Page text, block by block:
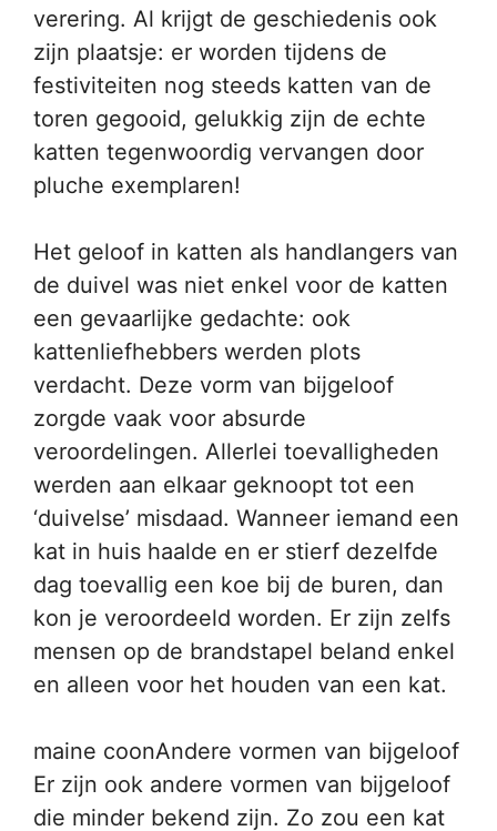
verering. Al krijgt de geschiedenis ook
zijn plaatsje: er worden tijdens de
festiviteiten nog steeds katten van de
toren gegooid, gelukkig zijn de echte
katten tegenwoordig vervangen door
pluche exemplaren!
Het geloof in katten als handlangers van
de duivel was niet enkel voor de katten
een gevaarlijke gedachte: ook
kattenliefhebbers werden plots
verdacht. Deze vorm van bijgeloof
zorgde vaak voor absurde
veroordelingen. Allerlei toevalligheden
werden aan elkaar geknoopt tot een
‘duivelse’ misdaad. Wanneer iemand een
kat in huis haalde en er stierf dezelfde
dag toevallig een koe bij de buren, dan
kon je veroordeeld worden. Er zijn zelfs
mensen op de brandstapel beland enkel
en alleen voor het houden van een kat.
maine coonAndere vormen van bijgeloof
Er zijn ook andere vormen van bijgeloof
die minder bekend zijn. Zo zou een kat